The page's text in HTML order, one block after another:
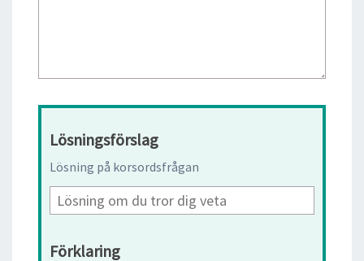
Lösningsförslag
Lösning på korsordsfrågan
Förklaring